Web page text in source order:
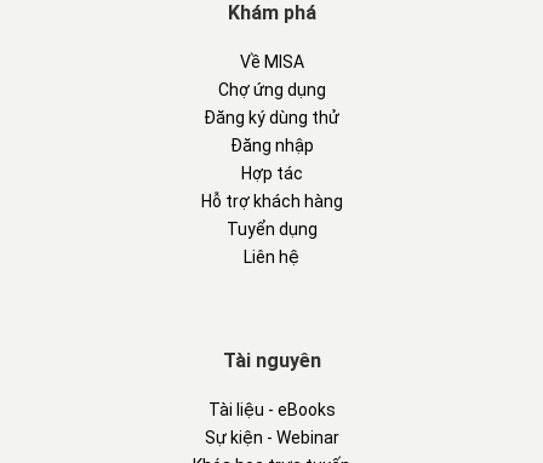
Khám phá
Về MISA
Chợ ứng dụng
Đăng ký dùng thử
Đăng nhập
Hợp tác
Hỗ trợ khách hàng
Tuyển dụng
Liên hệ
Tài nguyên
Tài liệu - eBooks
Sự kiện - Webinar